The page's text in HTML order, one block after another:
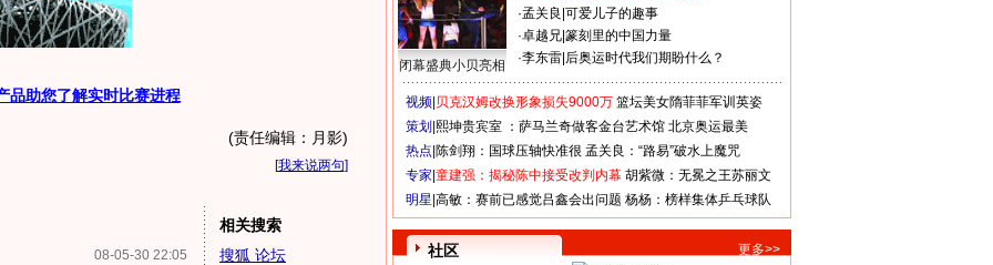
品助您了解实时比赛进程
(责任编辑：月影)
[我来说两句]
08-05-30 22:05
相关搜索
搜狐 论坛
闭幕盛典小贝亮相
·孟关良 可爱儿子的趣事
·卓越兄 篆刻里的中国力量
·李东雷 后奥运时代我们期盼什么？
视频| 贝克汉姆改换形象损失9000万 篮坛美女隋菲菲军训英姿
策划| 熙坤贵宾室 ：萨马兰奇做客金台艺术馆 北京奥运最美
热点| 陈剑翔：国球压轴快准很 孟关良：“路易”破水上魔咒
专家| 童建强：揭秘陈中接受改判内幕 胡紫微：无冕之王苏丽文
明星| 高敏：赛前已感觉吕鑫会出问题 杨杨：榜样集体乒乓球队
社区 更多>>